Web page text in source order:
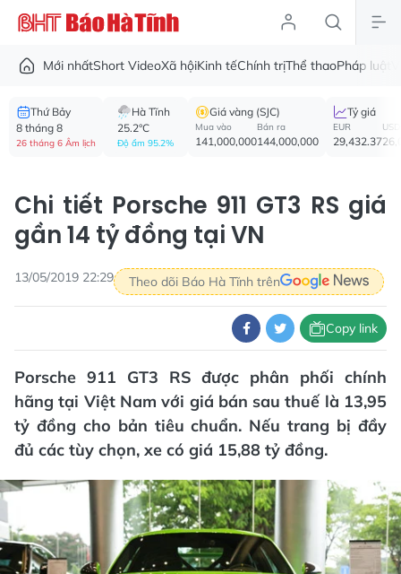
Mới nhấtShort VideoXã hộiKinh tếChính trịThể thaoPháp luật
Thứ Bảy
8 tháng 8
26 tháng 6 Âm lịch
Hà Tĩnh
25.2°C
Độ ẩm 95.2%
Giá vàng (SJC)
Mua vào
141,000,000
Bán ra
144,000,000
Tỷ giá
EUR
29,432.37
USD
Chi tiết Porsche 911 GT3 RS giá
gần 14 tỷ đồng tại VN
13/05/2019 22:29 Theo dõi Báo Hà Tĩnh trên
Copy link
Porsche 911 GT3 RS được phân phối chính
hãng tại Việt Nam với giá bán sau thuế là 13,95
tỷ đồng cho bản tiêu chuẩn. Nếu trang bị đầy
đủ các tùy chọn, xe có giá 15,88 tỷ đồng.